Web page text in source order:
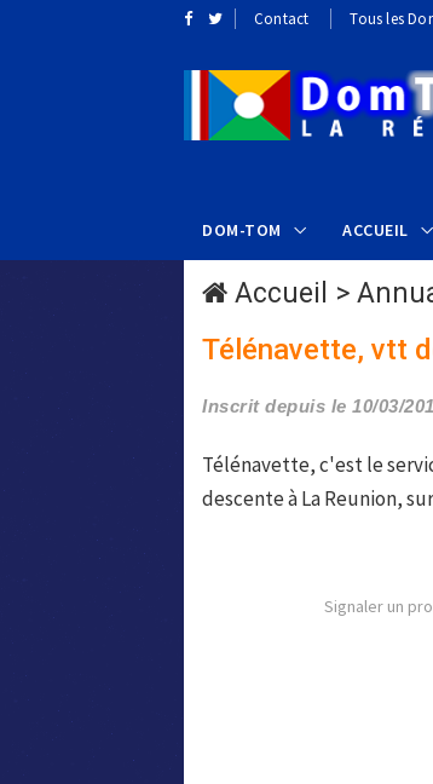
Contact Tous les
DOM-TOM ACCUEIL
Accueil >
Télénavette, vtt
Inscrit depuis le 10/03/
Télénavette, c'est le
descente à La Reunion,
Signaler un